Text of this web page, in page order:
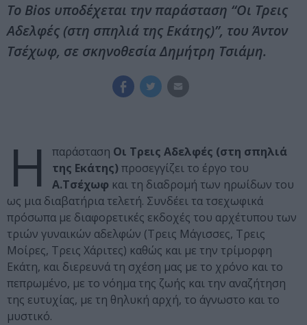
Το Bios υποδέχεται την παράσταση “Οι Τρεις
Αδελφές (στη σπηλιά της Εκάτης)”, του Άντον
Τσέχωφ, σε σκηνοθεσία Δημήτρη Τσιάμη.
Η παράσταση Οι Τρεις Αδελφές (στη σπηλιά
της Εκάτης) προσεγγίζει το έργο του
Α.Τσέχωφ και τη διαδρομή των ηρωίδων του
ως μια διαβατήρια τελετή. Συνδέει τα τσεχωφικά
πρόσωπα με διαφορετικές εκδοχές του αρχέτυπου των
τριών γυναικών αδελφών (Τρεις Μάγισσες, Τρεις
Μοίρες, Τρεις Χάριτες) καθώς και με την τρίμορφη
Εκάτη, και διερευνά τη σχέση μας με το χρόνο και το
πεπρωμένο, με το νόημα της ζωής και την αναζήτηση
της ευτυχίας, με τη θηλυκή αρχή, το άγνωστο και το
μυστικό.